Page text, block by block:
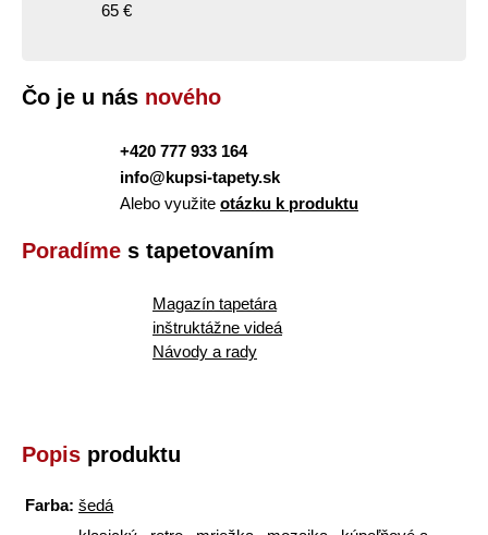
65 €
Čo je u nás nového
+420 777 933 164
info@kupsi-tapety.sk
Alebo využite otázku k produktu
Poradíme s tapetovaním
Magazín tapetára
inštruktážne videá
Návody a rady
Popis produktu
Farba: šedá